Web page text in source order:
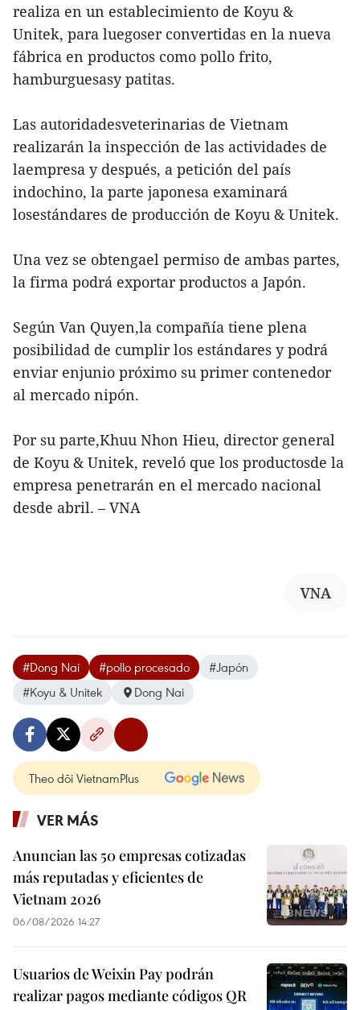
realiza en un establecimiento de Koyu &
Unitek, para luegoser convertidas en la nueva
fábrica en productos como pollo frito,
hamburguesasy patitas.
Las autoridadesveterinarias de Vietnam
realizarán la inspección de las actividades de
laempresa y después, a petición del país
indochino, la parte japonesa examinará
losestándares de producción de Koyu & Unitek.
Una vez se obtengael permiso de ambas partes,
la firma podrá exportar productos a Japón.
Según Van Quyen,la compañía tiene plena
posibilidad de cumplir los estándares y podrá
enviar enjunio próximo su primer contenedor
al mercado nipón.
Por su parte,Khuu Nhon Hieu, director general
de Koyu & Unitek, reveló que los productosde la
empresa penetrarán en el mercado nacional
desde abril. – VNA
VNA
#Dong Nai #pollo procesado
#Japón
#Koyu & Unitek
Dong Nai
Theo dõi VietnamPlus
VER MÁS
Anuncian las 50 empresas cotizadas
más reputadas y eficientes de
Vietnam 2026
06/08/2026 14:27
Usuarios de Weixin Pay podrán
realizar pagos mediante códigos QR